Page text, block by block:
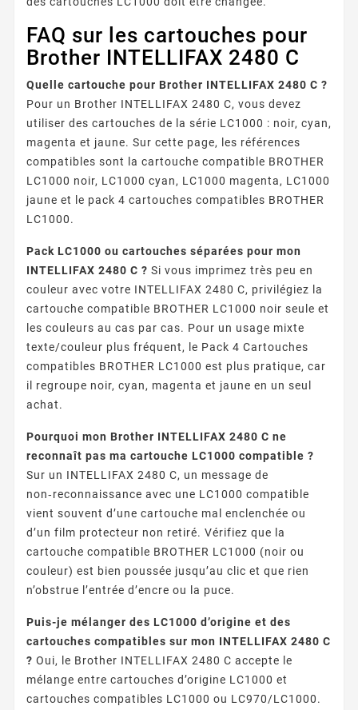
FAQ sur les cartouches pour
Brother INTELLIFAX 2480 C
Quelle cartouche pour Brother INTELLIFAX 2480 C ?
Pour un Brother INTELLIFAX 2480 C, vous devez
utiliser des cartouches de la série LC1000 : noir, cyan,
magenta et jaune. Sur cette page, les références
compatibles sont la cartouche compatible BROTHER
LC1000 noir, LC1000 cyan, LC1000 magenta, LC1000
jaune et le pack 4 cartouches compatibles BROTHER
LC1000.
Pack LC1000 ou cartouches séparées pour mon
INTELLIFAX 2480 C ? Si vous imprimez très peu en
couleur avec votre INTELLIFAX 2480 C, privilégiez la
cartouche compatible BROTHER LC1000 noir seule et
les couleurs au cas par cas. Pour un usage mixte
texte/couleur plus fréquent, le Pack 4 Cartouches
compatibles BROTHER LC1000 est plus pratique, car
il regroupe noir, cyan, magenta et jaune en un seul
achat.
Pourquoi mon Brother INTELLIFAX 2480 C ne
reconnaît pas ma cartouche LC1000 compatible ?
Sur un INTELLIFAX 2480 C, un message de
non‑reconnaissance avec une LC1000 compatible
vient souvent d’une cartouche mal enclenchée ou
d’un film protecteur non retiré. Vérifiez que la
cartouche compatible BROTHER LC1000 (noir ou
couleur) est bien poussée jusqu’au clic et que rien
n’obstrue l’entrée d’encre ou la puce.
Puis-je mélanger des LC1000 d’origine et des
cartouches compatibles sur mon INTELLIFAX 2480 C
? Oui, le Brother INTELLIFAX 2480 C accepte le
mélange entre cartouches d’origine LC1000 et
cartouches compatibles LC1000 ou LC970/LC1000.